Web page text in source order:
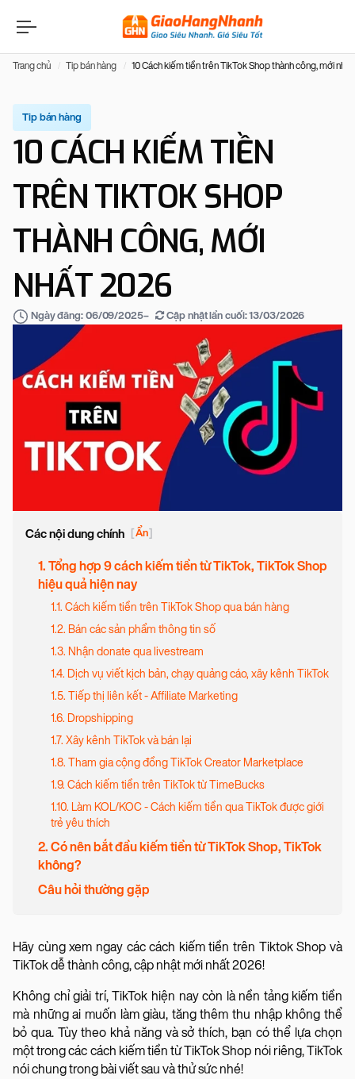
Trang chủ Tip bán hàng 10 Cách kiếm tiền trên TikTok Shop thành công, mới
Tip bán hàng
10 CÁCH KIẾM TIỀN
TRÊN TIKTOK SHOP
THÀNH CÔNG, MỚI
NHẤT 2026
Ngày đăng: 06/09/2025– Cập nhật lần cuối:13/03/2026
Các nội dung chính [Ẩn]
1. Tổng hợp 9 cách kiếm tiền từ TikTok, TikTok Shop
hiệu quả hiện nay
1.1. Cách kiếm tiền trên TikTok Shop qua bán hàng
1.2. Bán các sản phẩm thông tin số
1.3. Nhận donate qua livestream
1.4. Dịch vụ viết kịch bản, chạy quảng cáo, xây kênh TikTok
1.5. Tiếp thị liên kết - Affiliate Marketing
1.6. Dropshipping
1.7. Xây kênh TikTok và bán lại
1.8. Tham gia cộng đồng TikTok Creator Marketplace
1.9. Cách kiếm tiền trên TikTok từ TimeBucks
1.10. Làm KOL/KOC - Cách kiếm tiền qua TikTok được giới
trẻ yêu thích
2. Có nên bắt đầu kiếm tiền từ TikTok Shop, TikTok
không?
Câu hỏi thường gặp
Hãy cùng xem ngay các cách kiếm tiền trên Tiktok Shop và
TikTok dễ thành công, cập nhật mới nhất 2026!
Không chỉ giải trí, TikTok hiện nay còn là nền tảng kiếm tiền
mà những ai muốn làm giàu, tăng thêm thu nhập không thể
bỏ qua. Tùy theo khả năng và sở thích, bạn có thể lựa chọn
một trong các cách kiếm tiền từ TikTok Shop nói riêng, TikTok
nói chung trong bài viết sau và thử sức nhé!